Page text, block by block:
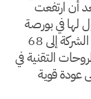
أن ارتفعت
تداول لها في بورصة
نيويورك. هذا الظهور المذهل رفع قيمة الشركة إلى 68
التقنية في
عودة قوية